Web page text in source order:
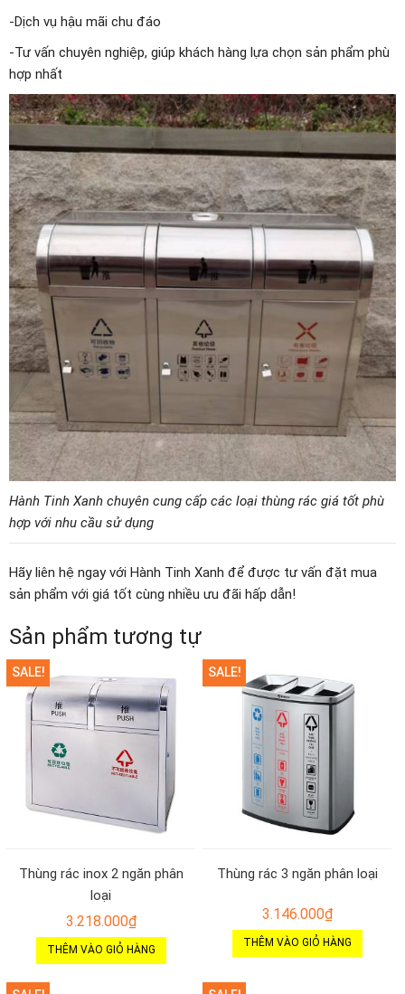
-Dịch vụ hậu mãi chu đáo
-Tư vấn chuyên nghiệp, giúp khách hàng lựa chọn sản phẩm phù
hợp nhất
Hành Tinh Xanh chuyên cung cấp các loại thùng rác giá tốt phù
hợp với nhu cầu sử dụng
Hãy liên hệ ngay với Hành Tinh Xanh để được tư vấn đặt mua
sản phẩm với giá tốt cùng nhiều ưu đãi hấp dẫn!
Sản phẩm tương tự
SALE!
Thùng rác inox 2 ngăn phân
loại
3.218.000₫
THÊM VÀO GIỎ HÀNG
SALE!
Thùng rác 3 ngăn phân loại
3.146.000₫
THÊM VÀO GIỎ HÀNG